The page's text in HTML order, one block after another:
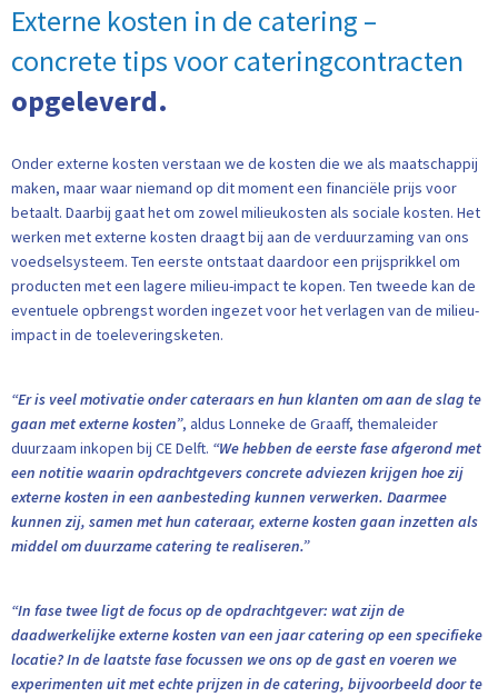
Externe kosten in de catering –
concrete tips voor cateringcontracten
opgeleverd.
Onder externe kosten verstaan we de kosten die we als maatschappij
maken, maar waar niemand op dit moment een financiële prijs voor
betaalt. Daarbij gaat het om zowel milieukosten als sociale kosten. Het
werken met externe kosten draagt bij aan de verduurzaming van ons
voedselsysteem. Ten eerste ontstaat daardoor een prijsprikkel om
producten met een lagere milieu-impact te kopen. Ten tweede kan de
eventuele opbrengst worden ingezet voor het verlagen van de milieu-
impact in de toeleveringsketen.
“Er is veel motivatie onder cateraars en hun klanten om aan de slag te
gaan met externe kosten”, aldus Lonneke de Graaff, themaleider
duurzaam inkopen bij CE Delft. “We hebben de eerste fase afgerond met
een notitie waarin opdrachtgevers concrete adviezen krijgen hoe zij
externe kosten in een aanbesteding kunnen verwerken. Daarmee
kunnen zij, samen met hun cateraar, externe kosten gaan inzetten als
middel om duurzame catering te realiseren.”
“In fase twee ligt de focus op de opdrachtgever: wat zijn de
daadwerkelijke externe kosten van een jaar catering op een specifieke
locatie? In de laatste fase focussen we ons op de gast en voeren we
experimenten uit met echte prijzen in de catering, bijvoorbeeld door te